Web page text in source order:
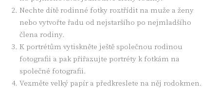
Nechte dítě rodinné fotky roztřídit na muže a ženy
nebo vytvořte řadu od nejstaršího po nejmladšího
člena rodiny.
K portrétům vytiskněte ještě společnou rodinou
fotografii a pak přiřazujte portréty k fotkám na
společné fotografii.
Vezměte velký papír a předkreslete na něj rodokmen.